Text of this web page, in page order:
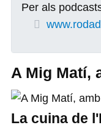
Per als
A Mig Matí,
La cuina de